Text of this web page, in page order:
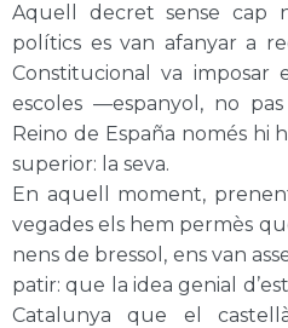
Aquell decret sense cap
polítics es van afanyar a
Constitucional va imposar
escoles —espanyol, no
Reino de España només hi
superior: la seva.
En aquell moment,
vegades els hem permès
nens de bressol, ens van
patir: que la idea genial
Catalunya que el